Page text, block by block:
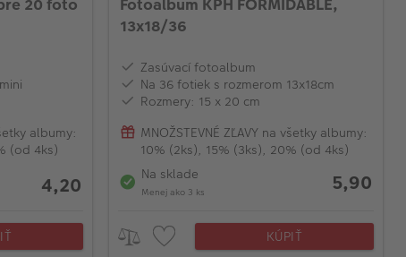
albumy:
(od 4ks)
4,20
13x18/36
Zasúvací fotoalbum
Na 36 fotiek s rozmerom 13x18cm
Rozmery: 15 x 20 cm
MNOŽSTEVNÉ ZĽAVY na všetky albumy:
10% (2ks), 15% (3ks), 20% (od 4ks)
Na sklade
Menej ako 3 ks 5,90
KÚPIŤ